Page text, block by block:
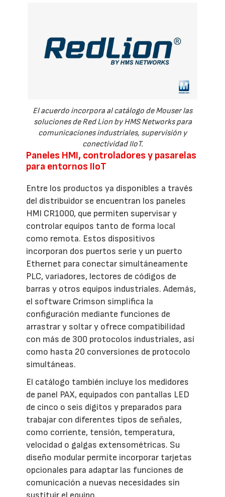
El acuerdo incorpora al catálogo de Mouser las
soluciones de Red Lion by HMS Networks para
comunicaciones industriales, supervisión y
conectividad IIoT.
Paneles HMI, controladores y pasarelas
para entornos IIoT
Entre los productos ya disponibles a través
del distribuidor se encuentran los paneles
HMI CR1000, que permiten supervisar y
controlar equipos tanto de forma local
como remota. Estos dispositivos
incorporan dos puertos serie y un puerto
Ethernet para conectar simultáneamente
PLC, variadores, lectores de códigos de
barras y otros equipos industriales. Además,
el software Crimson simplifica la
configuración mediante funciones de
arrastrar y soltar y ofrece compatibilidad
con más de 300 protocolos industriales, así
como hasta 20 conversiones de protocolo
simultáneas.
El catálogo también incluye los medidores
de panel PAX, equipados con pantallas LED
de cinco o seis dígitos y preparados para
trabajar con diferentes tipos de señales,
como corriente, tensión, temperatura,
velocidad o galgas extensométricas. Su
diseño modular permite incorporar tarjetas
opcionales para adaptar las funciones de
comunicación a nuevas necesidades sin